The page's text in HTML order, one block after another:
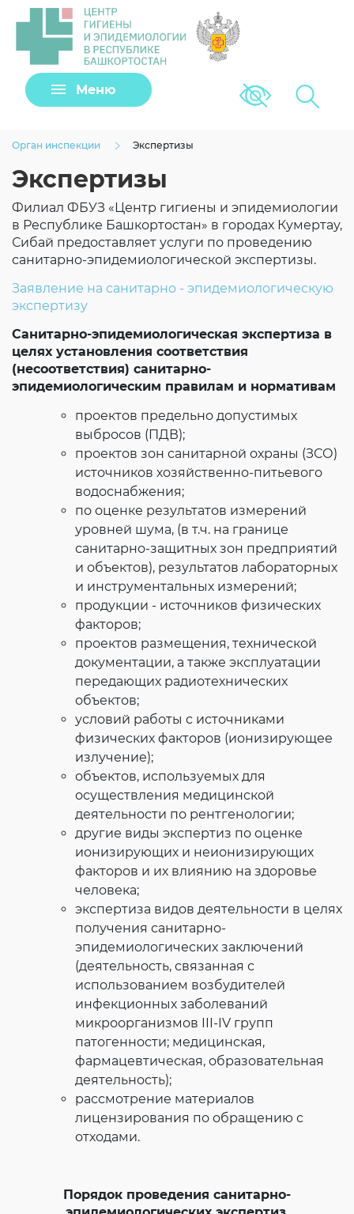
Меню Версия для
Орган инспекции Экспертизы
Экспертизы
Филиал ФБУЗ «Центр гигиены и эпидемиологии
в Республике Башкортостан» в городах Кумертау,
Сибай предоставляет услуги по проведению
санитарно-эпидемиологической экспертизы.
Заявление на санитарно - эпидемиологическую
экспертизу
Санитарно-эпидемиологическая экспертиза в
целях установления соответствия
(несоответствия) санитарно-
эпидемиологическим правилам и нормативам
проектов предельно допустимых
выбросов (ПДВ);
проектов зон санитарной охраны (ЗСО)
источников хозяйственно-питьевого
водоснабжения;
по оценке результатов измерений
уровней шума, (в т.ч. на границе
санитарно-защитных зон предприятий
и объектов), результатов лабораторных
и инструментальных измерений;
продукции - источников физических
факторов;
проектов размещения, технической
документации, а также эксплуатации
передающих радиотехнических
объектов;
условий работы с источниками
физических факторов (ионизирующее
излучение);
объектов, используемых для
осуществления медицинской
деятельности по рентгенологии;
другие виды экспертиз по оценке
ионизирующих и неионизирующих
факторов и их влиянию на здоровье
человека;
экспертиза видов деятельности в целях
получения санитарно-
эпидемиологических заключений
(деятельность, связанная с
использованием возбудителей
инфекционных заболеваний
микроорганизмов III-IV групп
патогенности; медицинская,
фармацевтическая, образовательная
деятельность);
рассмотрение материалов
лицензирования по обращению с
отходами.
Порядок проведения санитарно-
Задать вопрос
Клещи
Согласие на обработку личных данных
Введите слово с картинки :